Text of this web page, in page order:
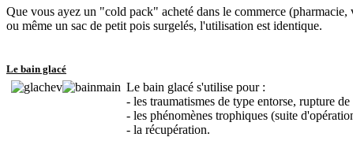
Que vous ayez un "cold pack" acheté dans le commerce
ou même un sac de petit pois surgelés, l'utilisation est identique.
Le bain glacé
Le bain glacé s'utilise pour :
- les traumatismes de type entorse, rupture
- les phénomènes trophiques (suite
- la récupération.